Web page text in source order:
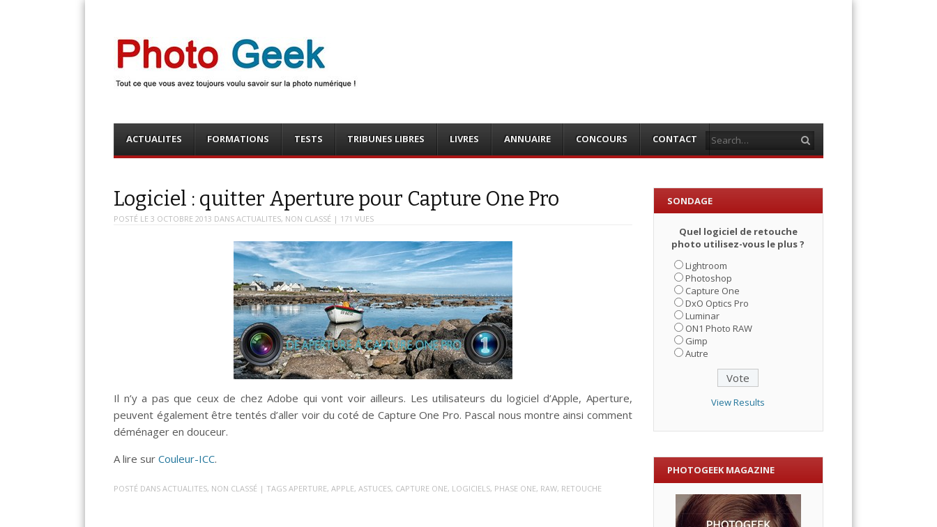
Photo Geek
Menu
content
ACTUALITES FORMATIONS TESTS TRIBUNES LIBRES LIVRES ANNUAIRE CONCOURS CONTACT
Logiciel : quitter Aperture pour Capture One Pro
POSTÉ LE3 OCTOBRE 2013 DANSACTUALITES, NON CLASSÉ | 171 VUES
Il n’y a pas que ceux de chez Adobe qui vont voir ailleurs. Les utilisateurs du logiciel d’Apple, Aperture,
peuvent également être tentés d’aller voir du coté de Capture One Pro. Pascal nous montre ainsi comment
déménager en douceur.
A lire surCouleur-ICC.
POSTÉ DANSACTUALITES, NON CLASSÉ | TAGSAPERTURE,APPLE,ASTUCES, CAPTURE ONE, LOGICIELS, PHASE ONE, RAW, RETOUCHE
SONDAGE
Quel logiciel de retouche
photo utilisez-vous le plus ?
Lightroom
Photoshop
Capture One
DxO Optics Pro
Luminar
ON1 Photo RAW
Gimp
Autre
View Results
PHOTOGEEK MAGAZINE